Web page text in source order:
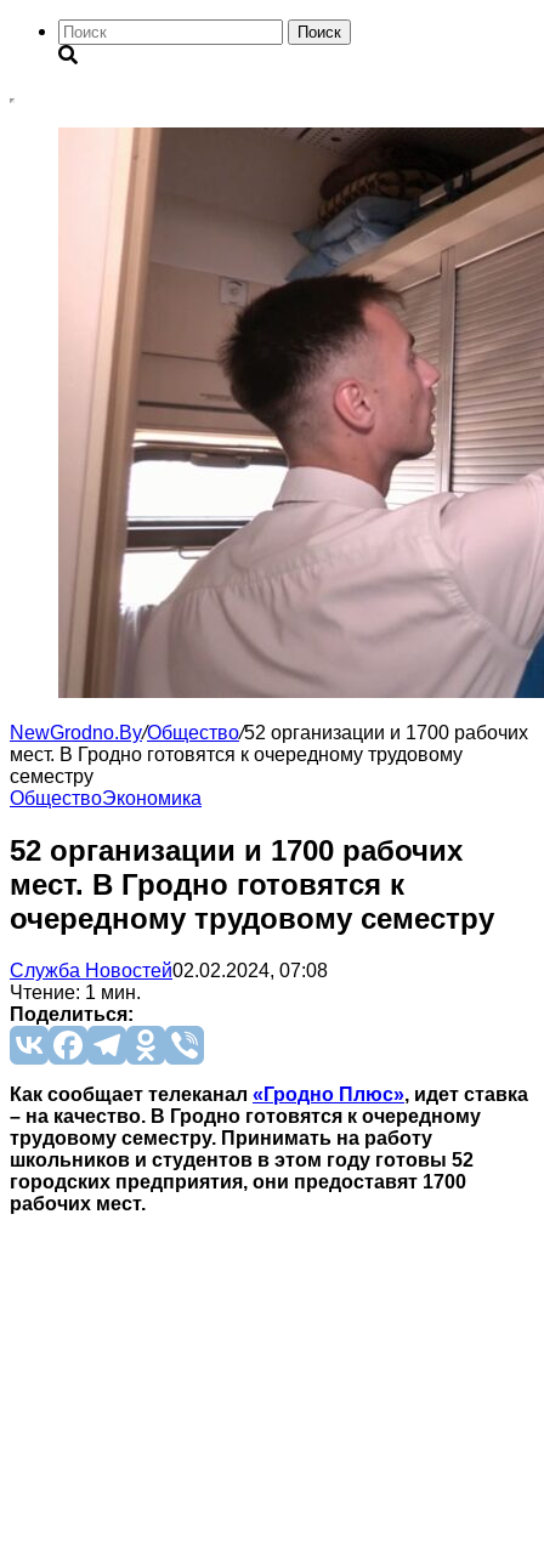
Поиск
NewGrodno.By/Общество/52 организации и 1700 рабочих
мест. В Гродно готовятся к очередному трудовому
семестру
ОбществоЭкономика
52 организации и 1700 рабочих
мест. В Гродно готовятся к
очередному трудовому семестру
Служба Новостей02.02.2024, 07:08
Чтение: 1 мин.
Поделиться:
Как сообщает телеканал «Гродно Плюс», идет ставка
– на качество. В Гродно готовятся к очередному
трудовому семестру. Принимать на работу
школьников и студентов в этом году готовы 52
городских предприятия, они предоставят 1700
рабочих мест.